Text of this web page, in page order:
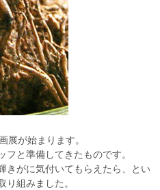
展が始まります。
フと準備してきたものです。
きがに気付いてもらえたら、とい
り組みました。